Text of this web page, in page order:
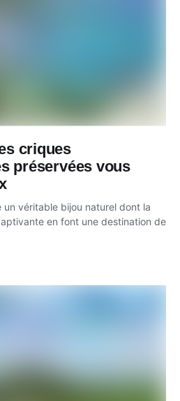
criques
préservées vous
véritable bijou naturel dont la
en font une destination de